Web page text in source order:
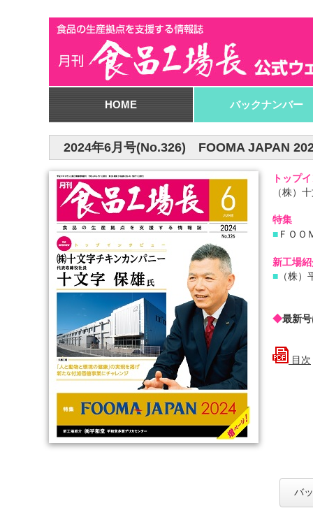
HOME バックナンバー
2024年6月号(No.326) FOOMA JAPAN
トップ
（株）
特集
■ ＦＯＯ
新工場
■ （株）
◆最新
目次
バ